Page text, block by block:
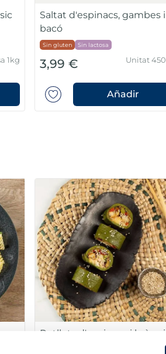
1kg
Saltat d'espinacs, gambes i
bacó
Sin gluten Sin lactosa
3,99 € Unitat
Añadir
Rotllets d'espinacs i